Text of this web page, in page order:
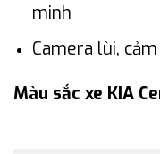
minh
Camera lùi,
Màu sắc xe KIA